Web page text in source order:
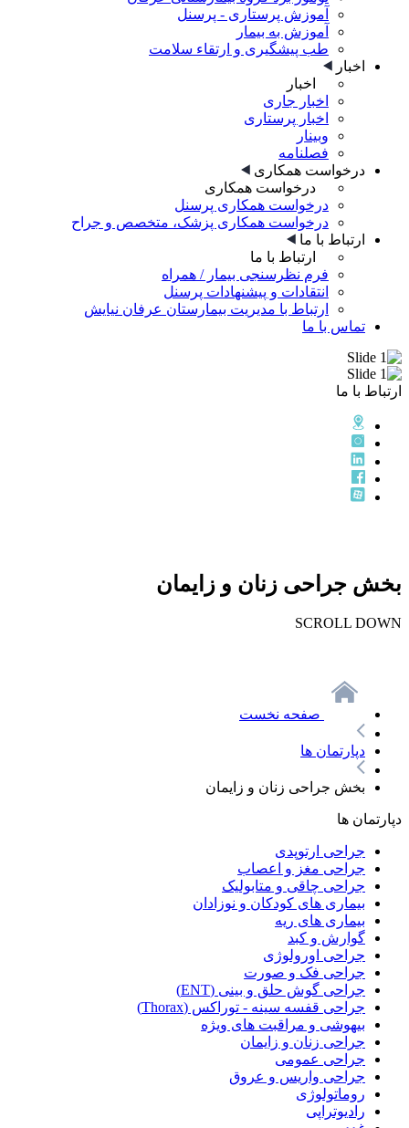
آموزش پرستاری - پرسنل
آموزش به بیمار
طب پیشگیری و ارتقاء سلامت
اخبار
اخبار
اخبار جاری
اخبار پرستاری
وبینار
فصلنامه
درخواست همکاری
درخواست همکاری
درخواست همکاری پرسنل
درخواست همکاری پزشک، متخصص و جراح
ارتباط با ما
ارتباط با ما
فرم نظرسنجی بیمار / همراه
انتقادات و پیشنهادات پرسنل
ارتباط با مدیریت بیمارستان عرفان نیایش
تماس با ما
ارتباط با ما
بخش جراحی زنان و زایمان
SCROLL DOWN
صفحه نخست
دپارتمان ها
بخش جراحی زنان و زایمان
دپارتمان ها
جراحی ارتوپدی
جراحی مغز و اعصاب
جراحی چاقی و متابولیک
بیماری های کودکان و نوزادان
بیماری های ریه
گوارش و کبد
جراحی اورولوژی
جراحی فک و صورت
جراحی گوش حلق و بینی (ENT)
جراحی قفسه سینه - توراکس (Thorax)
بیهوشی و مراقبت های ویژه
جراحی زنان و زایمان
جراحی عمومی
جراحی واریس و عروق
روماتولوژی
رادیوتراپی